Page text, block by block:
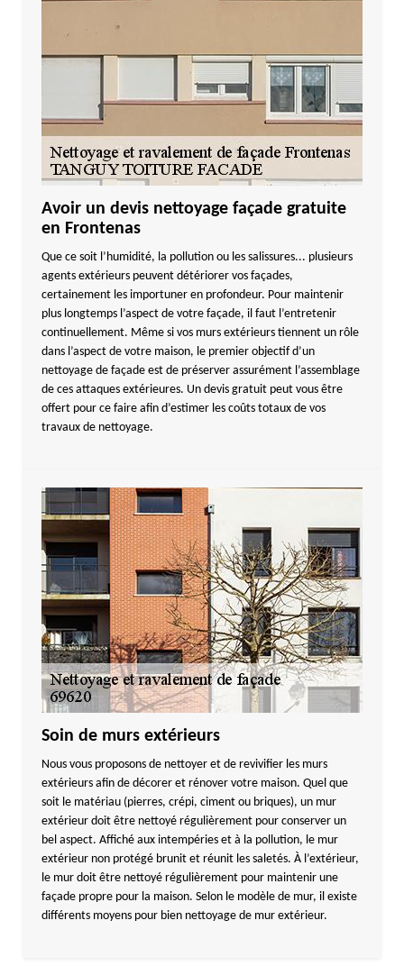
Avoir un devis nettoyage façade gratuite
en Frontenas
Que ce soit l’humidité, la pollution ou les salissures... plusieurs
agents extérieurs peuvent détériorer vos façades,
certainement les importuner en profondeur. Pour maintenir
plus longtemps l’aspect de votre façade, il faut l’entretenir
continuellement. Même si vos murs extérieurs tiennent un rôle
dans l’aspect de votre maison, le premier objectif d’un
nettoyage de façade est de préserver assurément l’assemblage
de ces attaques extérieures. Un devis gratuit peut vous être
offert pour ce faire afin d’estimer les coûts totaux de vos
travaux de nettoyage.
Soin de murs extérieurs
Nous vous proposons de nettoyer et de revivifier les murs
extérieurs afin de décorer et rénover votre maison. Quel que
soit le matériau (pierres, crépi, ciment ou briques), un mur
extérieur doit être nettoyé régulièrement pour conserver un
bel aspect. Affiché aux intempéries et à la pollution, le mur
extérieur non protégé brunit et réunit les saletés. À l’extérieur,
le mur doit être nettoyé régulièrement pour maintenir une
façade propre pour la maison. Selon le modèle de mur, il existe
différents moyens pour bien nettoyage de mur extérieur.